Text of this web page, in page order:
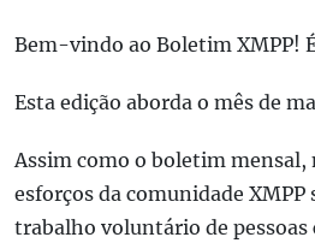
Bem-vindo ao Boletim XMPP!
Esta edição aborda o mês de
Assim como o boletim mensal,
esforços da comunidade XMPP
trabalho voluntário de pessoas